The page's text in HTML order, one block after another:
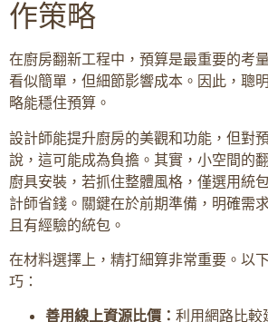
作策略
在廚房翻新工程中，預算是最重要的考
看似簡單，但細節影響成本。因此，聰
略能穩住預算。
設計師能提升廚房的美觀和功能，但對
說，這可能成為負擔。其實，小空間的
廚具安裝，若抓住整體風格，僅選用統
計師省錢。關鍵在於前期準備，明確需
且有經驗的統包。
在材料選擇上，精打細算非常重要。以
巧：
善用線上資源比價： 利用網路比較